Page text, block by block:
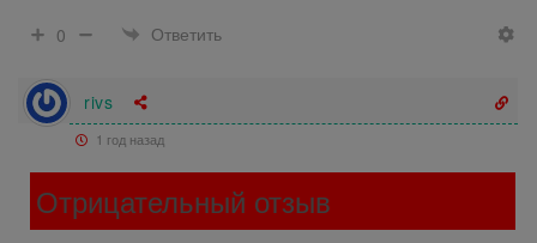
0
Ответить
rivs
1 год назад
Отрицательный отзыв